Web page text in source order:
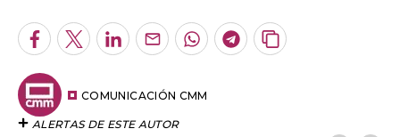
Facebook
TwitterLinkedInEnviarWhatsapp
Telegram
Copiar
COMUNICACIÓN CMM
ALERTAS DE ESTE AUTOR